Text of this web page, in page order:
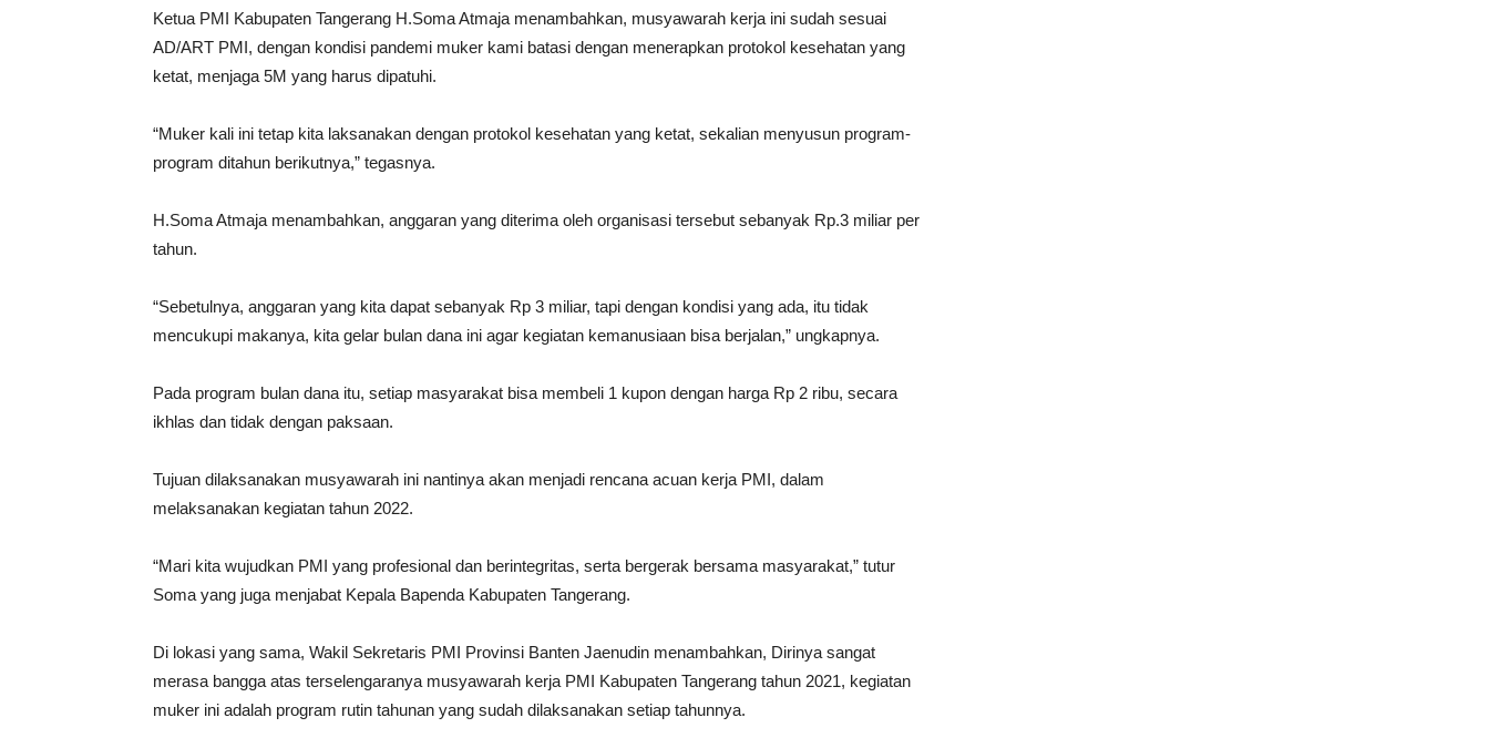
Ketua PMI Kabupaten Tangerang H.Soma Atmaja menambahkan, musyawarah kerja ini sudah sesuai
AD/ART PMI, dengan kondisi pandemi muker kami batasi dengan menerapkan protokol kesehatan yang
ketat, menjaga 5M yang harus dipatuhi.
“Muker kali ini tetap kita laksanakan dengan protokol kesehatan yang ketat, sekalian menyusun program-
program ditahun berikutnya,” tegasnya.
H.Soma Atmaja menambahkan, anggaran yang diterima oleh organisasi tersebut sebanyak Rp.3 miliar per
tahun.
“Sebetulnya, anggaran yang kita dapat sebanyak Rp 3 miliar, tapi dengan kondisi yang ada, itu tidak
mencukupi makanya, kita gelar bulan dana ini agar kegiatan kemanusiaan bisa berjalan,” ungkapnya.
Pada program bulan dana itu, setiap masyarakat bisa membeli 1 kupon dengan harga Rp 2 ribu, secara
ikhlas dan tidak dengan paksaan.
Tujuan dilaksanakan musyawarah ini nantinya akan menjadi rencana acuan kerja PMI, dalam
melaksanakan kegiatan tahun 2022.
“Mari kita wujudkan PMI yang profesional dan berintegritas, serta bergerak bersama masyarakat,” tutur
Soma yang juga menjabat Kepala Bapenda Kabupaten Tangerang.
Di lokasi yang sama, Wakil Sekretaris PMI Provinsi Banten Jaenudin menambahkan, Dirinya sangat
merasa bangga atas terselengaranya musyawarah kerja PMI Kabupaten Tangerang tahun 2021, kegiatan
muker ini adalah program rutin tahunan yang sudah dilaksanakan setiap tahunnya.